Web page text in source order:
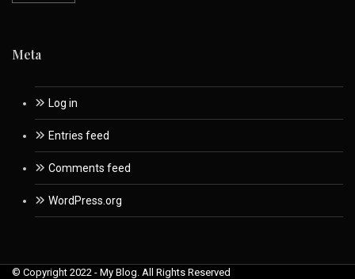
Meta
Log in
Entries feed
Comments feed
WordPress.org
© Copyright 2022 - My Blog. All Rights Reserved